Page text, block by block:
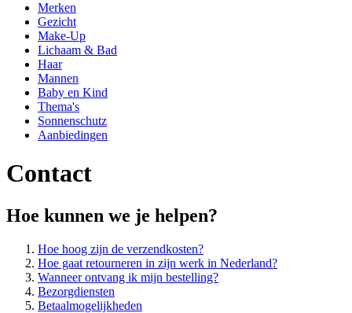
Merken
Gezicht
Make-Up
Lichaam & Bad
Haar
Mannen
Baby en Kind
Thema's
Sonnenschutz
Aanbiedingen
Contact
Hoe kunnen we je helpen?
Hoe hoog zijn de verzendkosten?
Hoe gaat retourneren in zijn werk in Nederland?
Wanneer ontvang ik mijn bestelling?
Bezorgdiensten
Betaalmogelijkheden